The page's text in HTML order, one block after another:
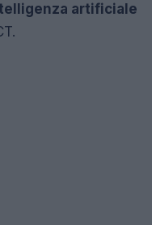
artificiale